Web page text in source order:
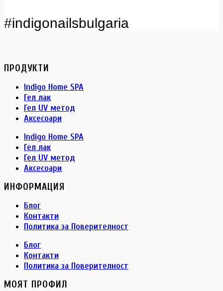
#indigonailsbulgaria
ПРОДУКТИ
Indigo Home SPA
Гел лак
Гел UV метод
Аксесоари
Indigo Home SPA
Гел лак
Гел UV метод
Аксесоари
ИНФОРМАЦИЯ
Блог
Контакти
Политика за Поверителност
Блог
Контакти
Политика за Поверителност
МОЯТ ПРОФИЛ